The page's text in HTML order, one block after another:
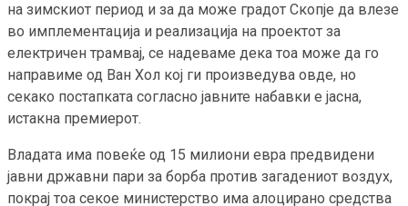
на зимскиот период и за да може градот Скопје да влезе
во имплементација и реализација на проектот за
електричен трамвај, се надеваме дека тоа може да го
направиме од Ван Хол кој ги произведува овде, но
секако постапката согласно јавните набавки е јасна,
истакна премиерот.
Владата има повеќе од 15 милиони евра предвидени
јавни државни пари за борба против загадениот воздух,
покрај тоа секое министерство има алоцирано средства